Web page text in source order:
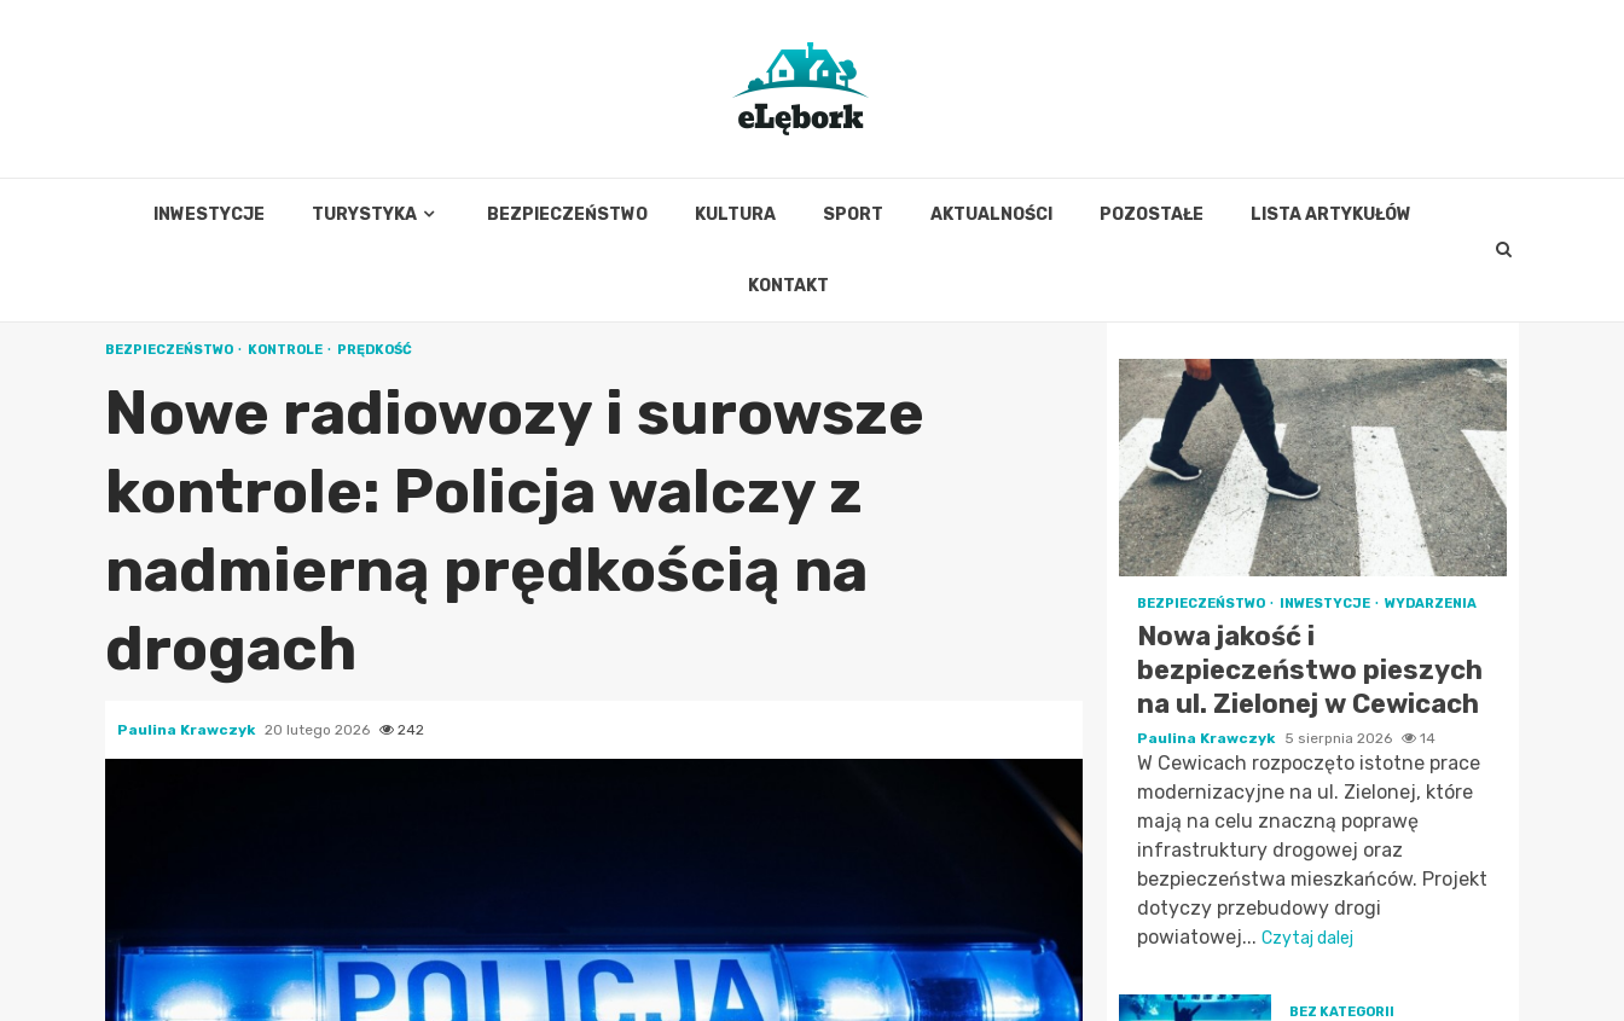
INWESTYCJE TURYSTYKA BEZPIECZEŃSTWO KULTURA SPORT AKTUALNOŚCI POZOSTAŁE LISTA ARTYKUŁÓW
KONTAKT
BEZPIECZEŃSTWO KONTROLE PRĘDKOŚĆ
Nowe radiowozy i surowsze
kontrole: Policja walczy z
nadmierną prędkością na
drogach
Paulina Krawczyk 20 lutego 2026 242
BEZPIECZEŃSTWO INWESTYCJE WYDARZENIA
Nowa jakość i
bezpieczeństwo pieszych
na ul. Zielonej w Cewicach
Paulina Krawczyk 5 sierpnia 2026 14
W Cewicach rozpoczęto istotne prace
modernizacyjne na ul. Zielonej, które
mają na celu znaczną poprawę
infrastruktury drogowej oraz
bezpieczeństwa mieszkańców. Projekt
dotyczy przebudowy drogi
powiatowej... Czytaj dalej
BEZ KATEGORII